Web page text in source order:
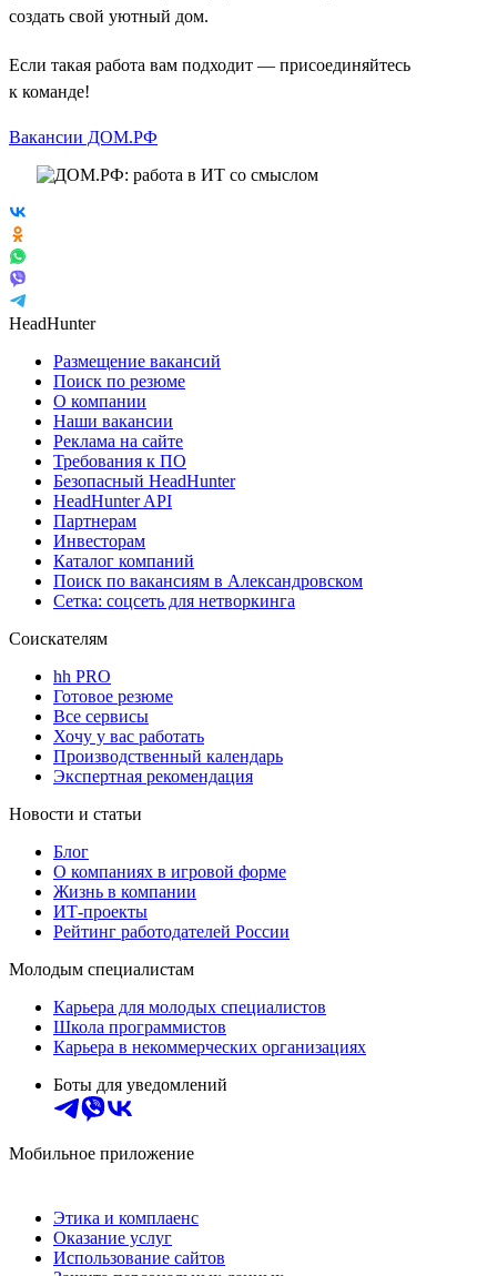
создать свой уютный дом.
Если такая работа вам подходит — присоединяйтесь
к команде!
Вакансии ДОМ.РФ
HeadHunter
Размещение вакансий
Поиск по резюме
О компании
Наши вакансии
Реклама на сайте
Требования к ПО
Безопасный HeadHunter
HeadHunter API
Партнерам
Инвесторам
Каталог компаний
Поиск по вакансиям в Александровском
Сетка: соцсеть для нетворкинга
Соискателям
hh PRO
Готовое резюме
Все сервисы
Хочу у вас работать
Производственный календарь
Экспертная рекомендация
Новости и статьи
Блог
О компаниях в игровой форме
Жизнь в компании
ИТ-проекты
Рейтинг работодателей России
Молодым специалистам
Карьера для молодых специалистов
Школа программистов
Карьера в некоммерческих организациях
Боты для уведомлений
Мобильное приложение
Этика и комплаенс
Оказание услуг
Использование сайтов